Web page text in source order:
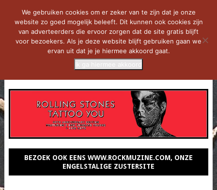
BEZOEK OOK EENS WWW.ROCKMUZINE.COM, ONZE
ENGELSTALIGE ZUSTERSITE
We gebruiken cookies om er zeker van te zijn dat je onze
website zo goed mogelijk beleeft. Dit kunnen ook cookies zijn
van adverteerders die ervoor zorgen dat de site gratis blijft
voor bezoekers. Als je deze website blijft gebruiken gaan we
ervan uit dat je je hiermee akkoord gaat.
Ik ga hiermee akkoord